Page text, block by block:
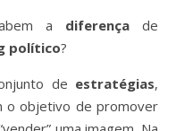
a diferençade
político?
de estratégias,
o objetivo de promover